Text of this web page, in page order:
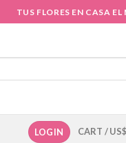
TUS FLORES EN CASA
LOGIN CART /US$